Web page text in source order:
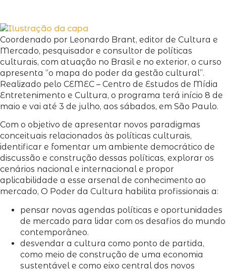
Coordenado por Leonardo Brant, editor de Cultura e
Mercado, pesquisador e consultor de políticas
culturais, com atuação no Brasil e no exterior, o curso
apresenta “o mapa do poder da gestão cultural”.
Realizado pelo CEMEC – Centro de Estudos de Mídia
Entretenimento e Cultura, o programa terá início 8 de
maio e vai até 3 de julho, aos sábados, em São Paulo.
Com o objetivo de apresentar novos paradigmas
conceituais relacionados às políticas culturais,
identificar e fomentar um ambiente democrático de
discussão e construção dessas políticas, explorar os
cenários nacional e internacional e propor
aplicabilidade a esse arsenal de conhecimento ao
mercado, O Poder da Cultura habilita profissionais a:
pensar novas agendas políticas e oportunidades
de mercado para lidar com os desafios do mundo
contemporâneo.
desvendar a cultura como ponto de partida,
como meio de construção de uma economia
sustentável e como eixo central dos novos